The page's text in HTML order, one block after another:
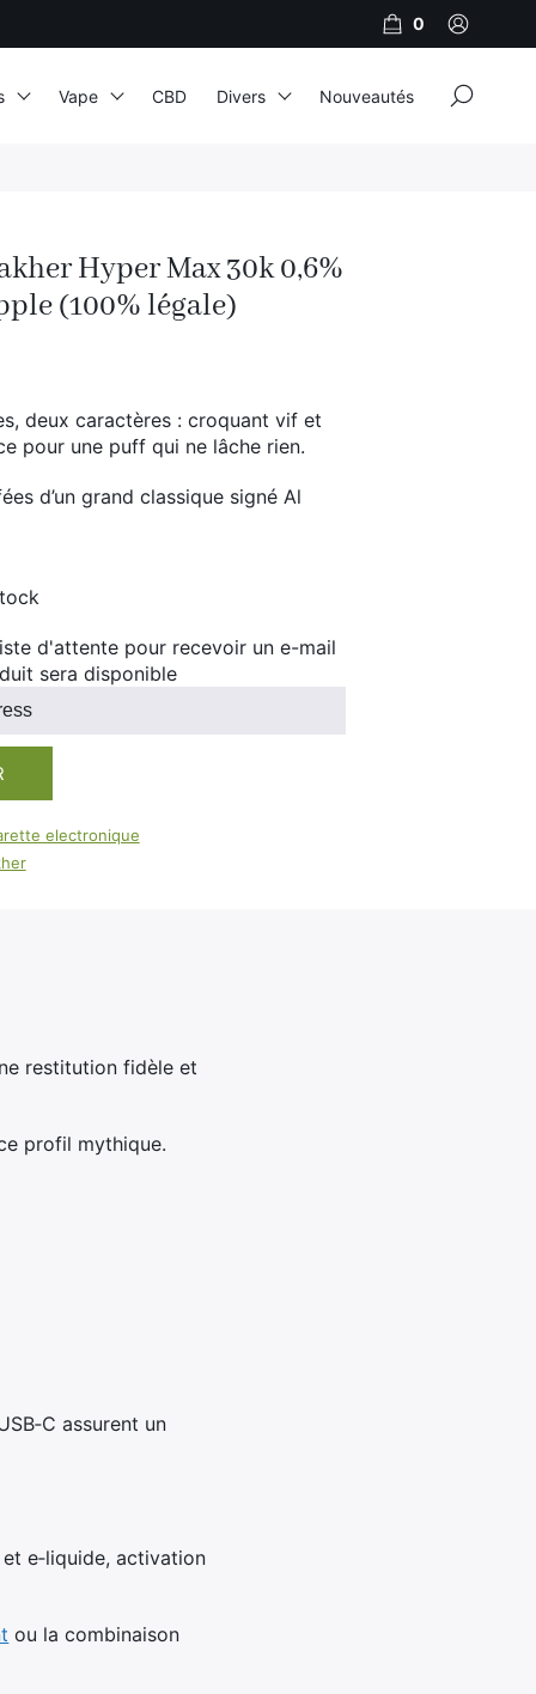
Hyper Max 30k 0,6%
(100% légale)
deux caractères : croquant vif et
pour une puff qui ne lâche rien.
d’un grand classique signé Al
d'attente pour recevoir un e-mail
sera disponible
electronique
restitution fidèle et
profil mythique.
assurent un
e‑liquide, activation
ou la combinaison
0
Vape
Al Fakher
Cristal Puff
50ml
CBD Divers Nouveautés